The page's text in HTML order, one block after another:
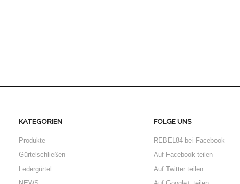
KATEGORIEN
Produkte
Gürtelschließen
Ledergürtel
FOLGE UNS
REBEL84 bei Facebook
Auf Facebook teilen
Auf Twitter teilen